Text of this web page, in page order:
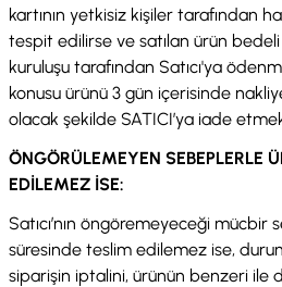
kartının yetkisiz kişiler tarafından
tespit edilirse ve satılan ürün
kuruluşu tarafından Satıcı'ya
konusu ürünü 3 gün içerisinde
olacak şekilde SATICI’ya iade
ÖNGÖRÜLEMEYEN SEBEPLERLE
EDİLEMEZ İSE:
Satıcı’nın öngöremeyeceği
süresinde teslim edilemez ise, durum
siparişin iptalini, ürünün benzeri ile